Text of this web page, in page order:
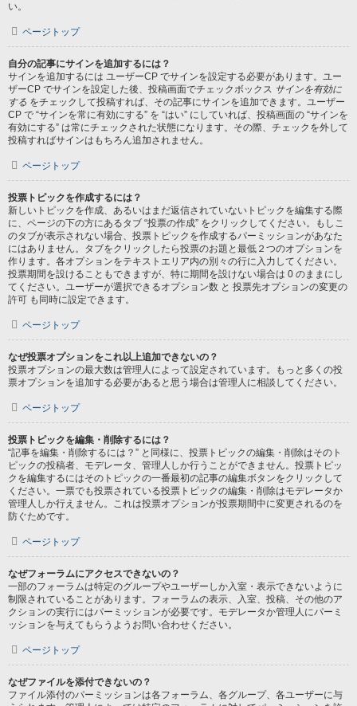
い。
ページトップ
自分の記事にサインを追加するには？
サインを追加するには ユーザーCP でサインを設定する必要があります。ユー
ザーCP でサインを設定した後、投稿画面でチェックボックス サインを有効に
する をチェックして投稿すれば、その記事にサインを追加できます。ユーザー
CP で “サインを常に有効にする” を “はい” にしていれば、投稿画面の “サインを
有効にする” は常にチェックされた状態になります。その際、チェックを外して
投稿すればサインはもちろん追加されません。
ページトップ
投票トピックを作成するには？
新しいトピックを作成、あるいはまだ返信されていないトピックを編集する際
に、ページの下の方にあるタブ “投票の作成” をクリックしてください。もしこ
のタブが表示されない場合、投票トピックを作成するパーミッションがあなた
にはありません。タブをクリックしたら投票のお題と最低２つのオプションを
作ります。各オプションをテキストエリア内の別々の行に入力してください。
投票期間を設けることもできますが、特に期間を設けない場合は 0 のままにし
てください。ユーザーが選択できるオプション数 と 投票先オプションの変更の
許可 も同時に設定できます。
ページトップ
なぜ投票オプションをこれ以上追加できないの？
投票オプションの最大数は管理人によって設定されています。もっと多くの投
票オプションを追加する必要があると思う場合は管理人に相談してください。
ページトップ
投票トピックを編集・削除するには？
“記事を編集・削除するには？” と同様に、投票トピックの編集・削除はそのト
ピックの投稿者、モデレータ、管理人しか行うことができません。投票トピッ
クを編集するにはそのトピックの一番最初の記事の編集ボタンをクリックして
ください。一票でも投票されている投票トピックの編集・削除はモデレータか
管理人しか行えません。これは投票オプションが投票期間中に変更されるのを
防ぐためです。
ページトップ
なぜフォーラムにアクセスできないの？
一部のフォーラムは特定のグループやユーザーしか入室・表示できないように
制限されていることがあります。フォーラムの表示、入室、投稿、その他のア
クションの実行にはパーミッションが必要です。モデレータか管理人にパーミ
ッションを与えてもらうようお問い合わせください。
ページトップ
なぜファイルを添付できないの？
ファイル添付のパーミッションは各フォーラム、各グループ、各ユーザーに与